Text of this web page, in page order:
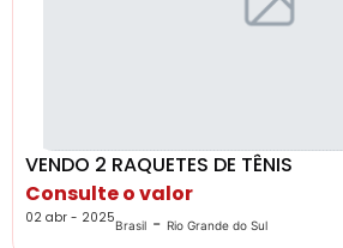
VENDO 2 RAQUETES DE TÊNIS
Consulte o valor
02 abr - 2025Brasil - Rio Grande do Sul